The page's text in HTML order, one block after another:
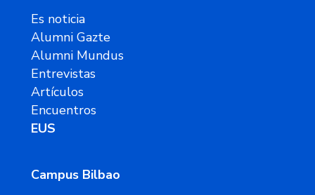
Es noticia
Alumni Gazte
Alumni Mundus
Entrevistas
Artículos
Encuentros
EUS
Campus Bilbao